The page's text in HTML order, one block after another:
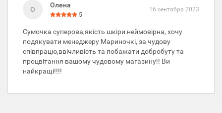
О
Олена
5
16 сентября 2023
Сумочка суперова,якість шкіри неймовірна, хочу
подякувати менеджеру Мариночкі, за чудову
співпрацю,ввічливість та побажати добробуту та
процвітання вашому чудовому магазину!! Ви
найкращі!!!!